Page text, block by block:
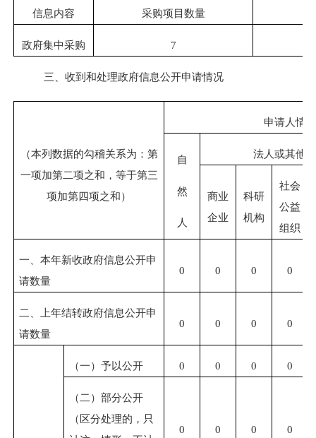
信息内容 采购项目数量
政府集中采购 7
三、收到和处理政府信息公开申请情况
（本列数据的勾稽关系为：第
一项加第二项之和，等于第三
项加第四项之和）
申请人情况
自
然
人
法人或其他
商业
企业
科研
机构
社会
公益
组织
一、本年新收政府信息公开申
请数量
0 0 0 0
二、上年结转政府信息公开申
请数量
0 0 0 0
（一）予以公开 0 0 0 0
（二）部分公开
（区分处理的，只
0 0 0 0